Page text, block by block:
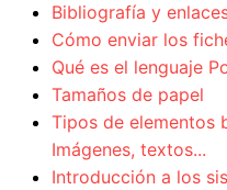
Bibliografía y
Cómo enviar los
Qué es el lenguaje
Tamaños de papel
Tipos de elementos
Imágenes, textos...
Introducción a los